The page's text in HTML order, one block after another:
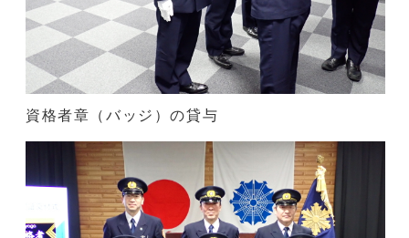
資格者章（バッジ）の貸与